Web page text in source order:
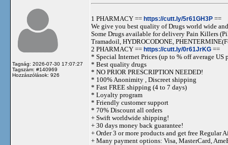
Tagság: 2026-07-30 17:07:27
Tagszám: #140969
Hozzászólások: 926
1 PHARMACY == https://cutt.ly/5r61GH3P ==
We give you best quality of Drugs world wide
Some Drugs available for delivery Pain Killers
Tramadoil, HYDROCODONE,
2 PHARMACY == https://cutt.ly/0r61JrKG ==
* Special Internet Prices (up to % off average US
* Best quality drugs
* NO PRIOR PRESCRIPTION NEEDED!
* 100% Anonimity , Discreet shipping
* Fast FREE shipping (4 to 7 days)
* Loyalty program
* Friendly customer support
* 70% Discount all orders
+ Swift worldwide shipping!
+ 30 days money back guarantee!
+ Order 3 or more products and get free Regular
+ Many payment options: Visa, MasterCard,